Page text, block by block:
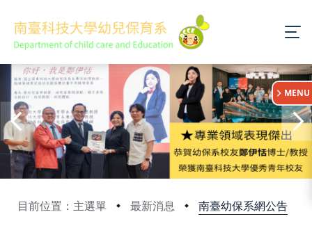
目前位置：主選單 最新消息 南臺幼保系網公告
:::
MENU